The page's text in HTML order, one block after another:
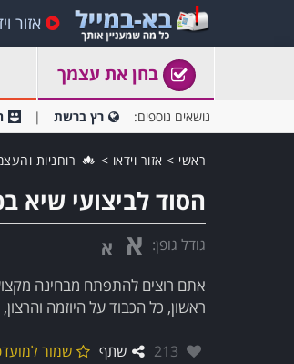
אזור
בחן את עצמך
נושאים נוספים: רץ ברשת
ראשי > אזור וידאו > רוחניות
הסוד לביצועי
גודל גופן: א א
אתם רוצים להתפתח מבחינה
ראשון, כל הכבוד על היוזמה
אהבו:
213 שתף שמור